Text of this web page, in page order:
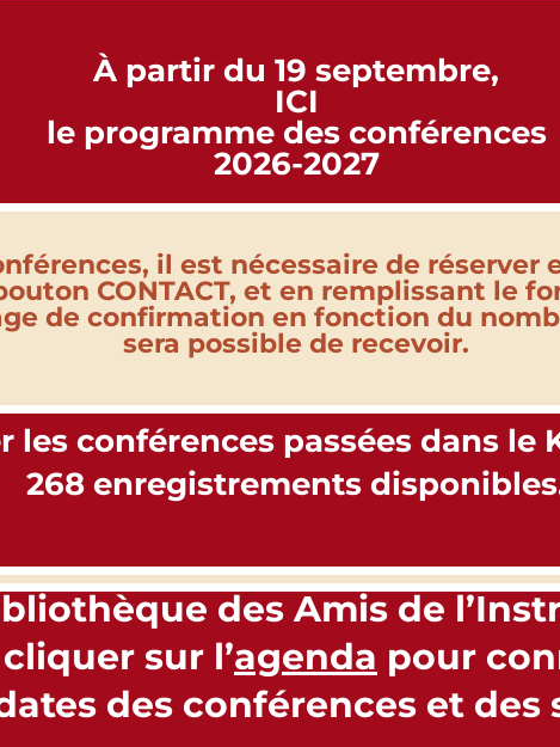
À partir du 19 septembre,
ICI
le programme des conférences
2026-2027
il est nécessaire de réserver
CONTACT, et en remplissant le
de confirmation en fonction du
sera possible de recevoir.
les conférences passées dans le
268 enregistrements
des Amis de
sur l’agenda pour
des conférences et des